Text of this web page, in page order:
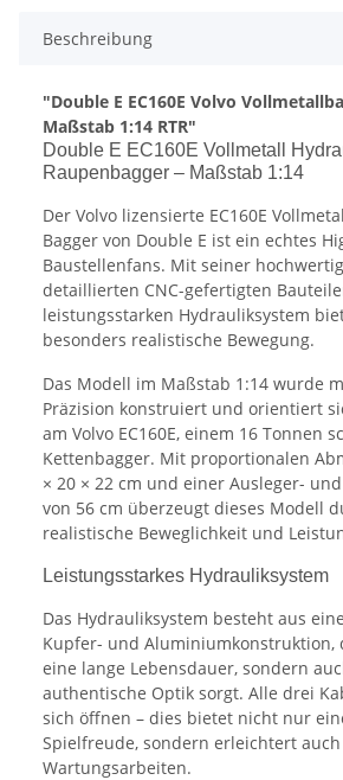
Beschreibung
"Double E EC160E Volvo
Maßstab 1:14 RTR"
Double E EC160E Vollmetall
Raupenbagger – Maßstab 1:14
Der Volvo lizensierte EC160E
Bagger von Double E ist ein echtes
Baustellenfans. Mit seiner
detaillierten CNC-gefertigten
leistungsstarken Hydrauliksystem
besonders realistische Bewegung.
Das Modell im Maßstab 1:14 wurde
Präzision konstruiert und orientiert
am Volvo EC160E, einem 16 Tonnen
Kettenbagger. Mit proportionalen
× 20 × 22 cm und einer Ausleger-
von 56 cm überzeugt dieses Modell
realistische Beweglichkeit und
Leistungsstarkes Hydrauliksystem
Das Hydrauliksystem besteht aus
Kupfer- und
eine lange Lebensdauer, sondern
authentische Optik sorgt. Alle drei
sich öffnen – dies bietet nicht nur
Spielfreude, sondern erleichtert auch
Wartungsarbeiten.